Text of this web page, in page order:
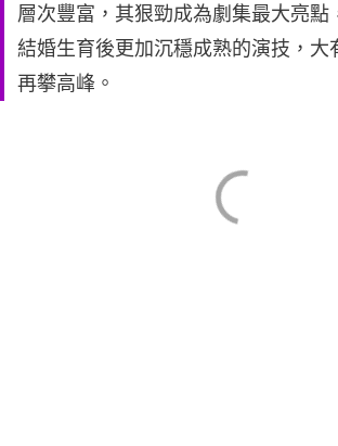
層次豐富，其狠勁成為劇集最大亮點
結婚生育後更加沉穩成熟的演技，大
再攀高峰。